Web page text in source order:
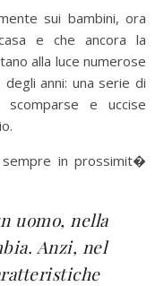
sui bambini, ora
e che ancora la
alla luce numerose
anni: una serie di
e uccise
in prossimit�
uomo, nella
Anzi, nel